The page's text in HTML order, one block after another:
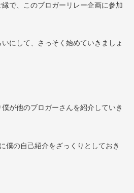
で、このブロガーリレー企画に参加
にして、さっそく始めていきましょ
が他のブロガーさんを紹介していき
僕の自己紹介をざっくりとしておき